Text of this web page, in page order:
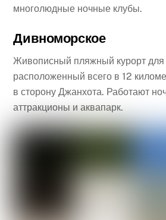
многолюдные ночные клубы.
Дивноморское
Живописный пляжный курорт
расположенный всего в 12
в сторону Джанхота. Работают
аттракционы и аквапарк.